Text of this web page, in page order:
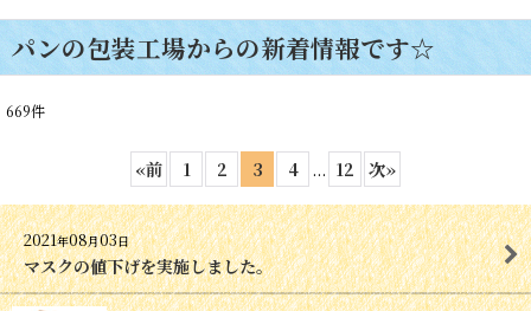
パンの包装工場からの新着情報です☆
669件
«前 1 2 3 4 ... 12 次»
2021年08月03日
マスクの値下げを実施しました。